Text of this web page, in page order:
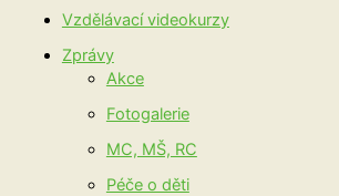
Vzdělávací videokurzy
Zprávy
Akce
Fotogalerie
MC, MŠ, RC
Péče o děti